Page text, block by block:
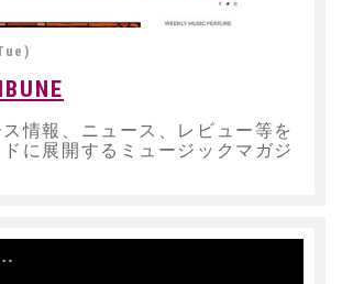
情報、ニュース、レビュー等を
に展開するミュージックマガジ